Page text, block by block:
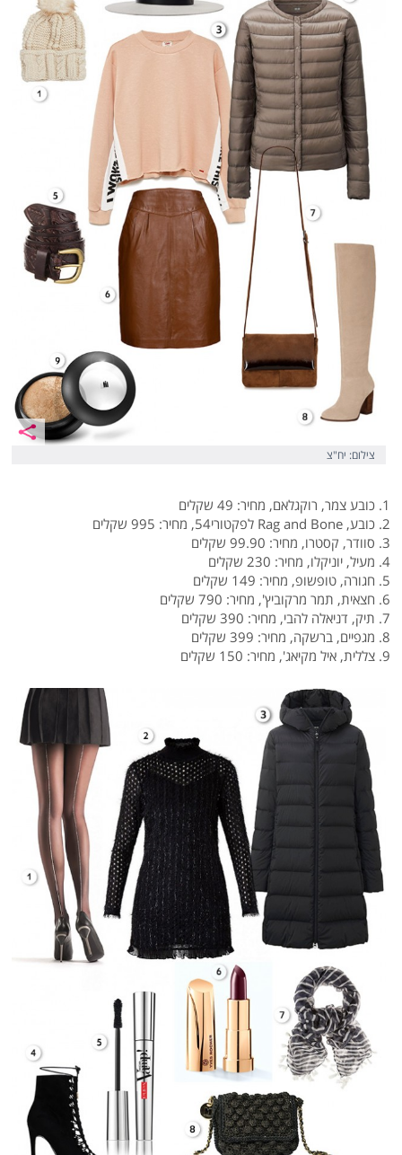
צילום: יח"צ
1. כובע צמר, רוקגלאם, מחיר: 49 שקלים
2. כובע, Rag and Bone לפקטורי54, מחיר: 995 שקלים
3. סוודר, קסטרו, מחיר: 99.90 שקלים
4. מעיל, יוניקלו, מחיר: 230 שקלים
5. חגורה, טופשופ, מחיר: 149 שקלים
6. חצאית, תמר מרקוביץ', מחיר: 790 שקלים
7. תיק, דניאלה להבי, מחיר: 390 שקלים
8. מגפיים, ברשקה, מחיר: 399 שקלים
9. צללית, איל מקיאג', מחיר: 150 שקלים